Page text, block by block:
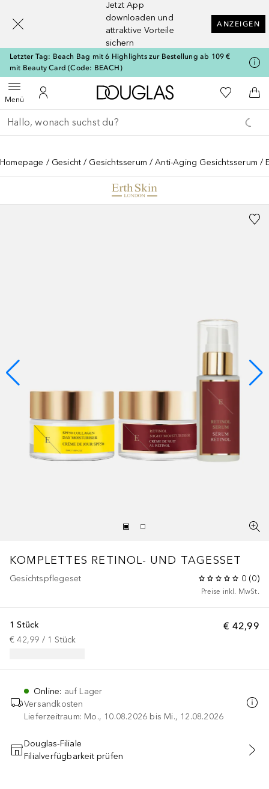
Jetzt App
downloaden und
attraktive Vorteile
sichern
ANZEIGEN
Letzter Tag: Beach Bag mit 6 Highlights zur Bestellung ab 109 €
mit Beauty Card (Code: BEACH)
MenüMenü öffnenZu Meinem Kundenkonto
Zur Douglas Startseite
Zu Meiner
Gehe zurück
Suche ausführen
Homepage Gesicht Gesichtsserum Anti-Aging Gesichtsserum
KOMPLETTES RETINOL- UND TAGESSET
Gesichtspflegeset 0 (0)
Preise inkl. MwSt.
€ 42,99
1 Stück
€ 42,99 / 1 Stück
Online: auf Lager
Versandkosten
Lieferzeitraum: Mo., 10.08.2026 bis Mi., 12.08.2026
IN DEN WARENKORB
Douglas-Filiale
Filialverfügbarkeit prüfen
[navigation.slideout.screenreader]